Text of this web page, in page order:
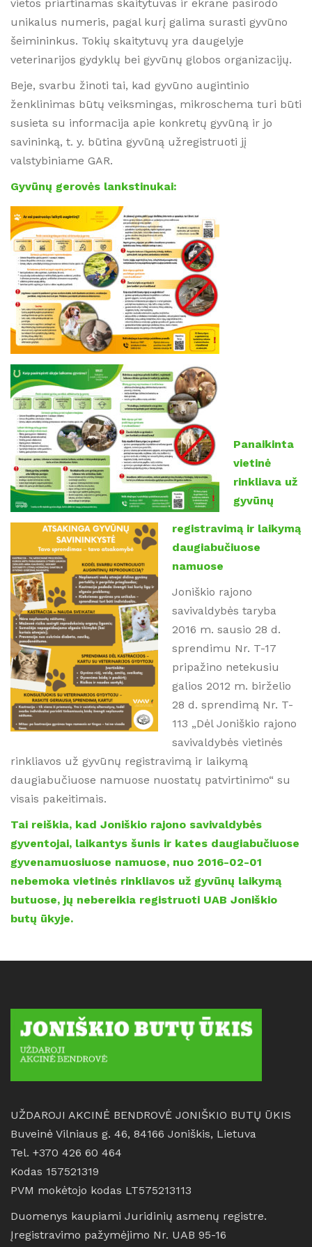
vietos priartinamas skaitytuvas ir ekrane pasirodo
unikalus numeris, pagal kurį galima surasti gyvūno
šeimininkus. Tokių skaitytuvų yra daugelyje
veterinarijos gydyklų bei gyvūnų globos organizacijų.
Beje, svarbu žinoti tai, kad gyvūno augintinio
ženklinimas būtų veiksmingas, mikroschema turi būti
susieta su informacija apie konkretų gyvūną ir jo
savininką, t. y. būtina gyvūną užregistruoti jį
valstybiniame GAR.
Gyvūnų gerovės lankstinukai:
Panaikinta
vietinė
rinkliava už
gyvūnų
registravimą ir laikymą
daugiabučiuose
namuose
Joniškio rajono
savivaldybės taryba
2016 m. sausio 28 d.
sprendimu Nr. T-17
pripažino netekusiu
galios 2012 m. birželio
28 d. sprendimą Nr. T-
113 „Dėl Joniškio rajono
savivaldybės vietinės
rinkliavos už gyvūnų registravimą ir laikymą
daugiabučiuose namuose nuostatų patvirtinimo“ su
visais pakeitimais.
Tai reiškia, kad Joniškio rajono savivaldybės
gyventojai, laikantys šunis ir kates daugiabučiuose
gyvenamuosiuose namuose, nuo 2016-02-01
nebemoka vietinės rinkliavos už gyvūnų laikymą
butuose, jų nebereikia registruoti UAB Joniškio
butų ūkyje.
UŽDAROJI AKCINĖ BENDROVĖ JONIŠKIO BUTŲ ŪKIS
Buveinė Vilniaus g. 46, 84166 Joniškis, Lietuva
Tel. +370 426 60 464
Kodas 157521319
PVM mokėtojo kodas LT575213113
Duomenys kaupiami Juridinių asmenų registre.
Įregistravimo pažymėjimo Nr. UAB 95-16